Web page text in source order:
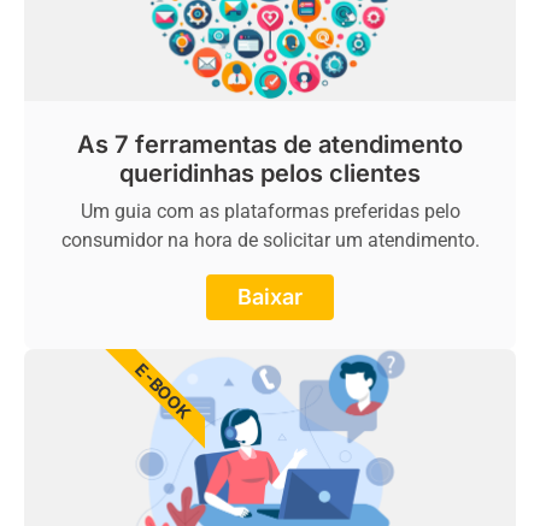
As 7 ferramentas de atendimento
queridinhas pelos clientes
Um guia com as plataformas preferidas pelo
consumidor na hora de solicitar um atendimento.
Baixar
E-BOOK